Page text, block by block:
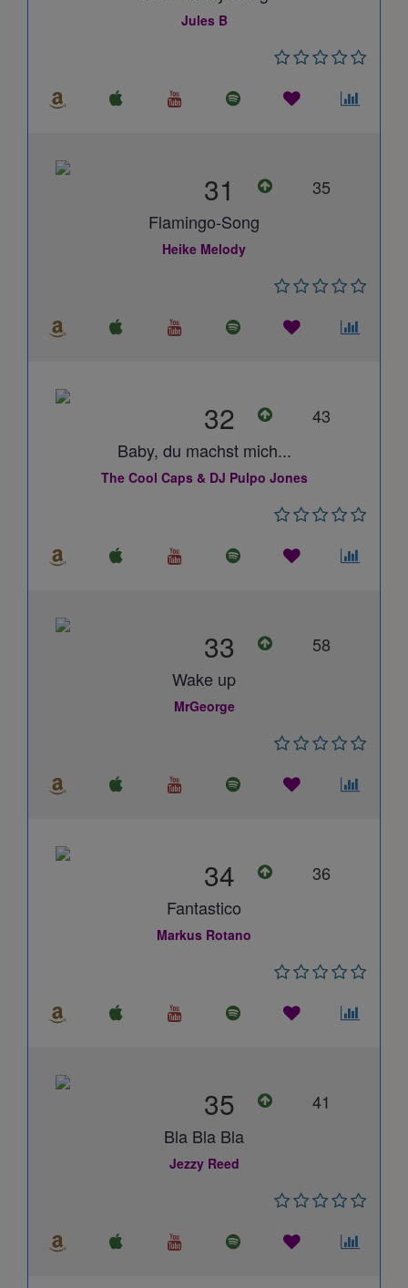
Jules B
31
35
Flamingo-Song
Heike Melody
32
43
Baby, du machst mich...
The Cool Caps & DJ Pulpo Jones
33
58
Wake up
MrGeorge
34
36
Fantastico
Markus Rotano
35
41
Bla Bla Bla
Jezzy Reed